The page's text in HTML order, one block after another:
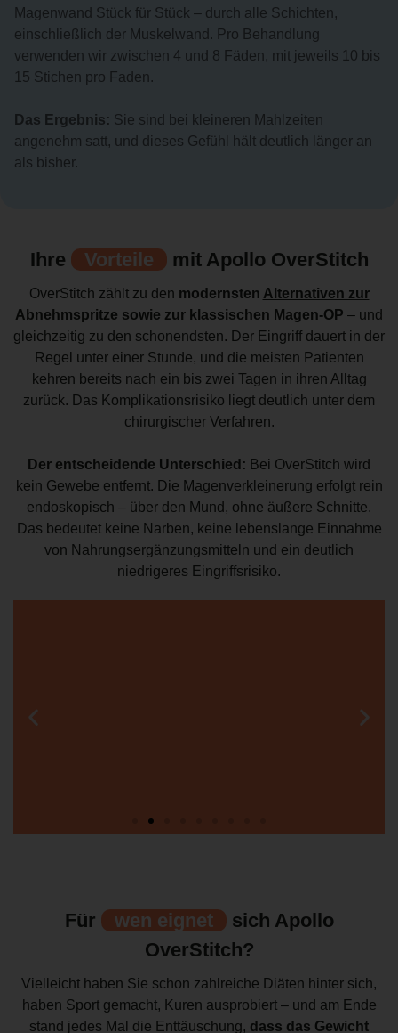
Magenwand Stück für Stück – durch alle Schichten,
einschließlich der Muskelwand. Pro Behandlung
verwenden wir zwischen 4 und 8 Fäden, mit jeweils 10 bis
15 Stichen pro Faden.
Das Ergebnis: Sie sind bei kleineren Mahlzeiten
angenehm satt, und dieses Gefühl hält deutlich länger an
als bisher.
Ihre Vorteile mit Apollo OverStitch
OverStitch zählt zu den modernsten Alternativen zur
Abnehmspritze sowie zur klassischen Magen-OP – und
gleichzeitig zu den schonendsten. Der Eingriff dauert in der
Regel unter einer Stunde, und die meisten Patienten
kehren bereits nach ein bis zwei Tagen in ihren Alltag
zurück. Das Komplikationsrisiko liegt deutlich unter dem
chirurgischer Verfahren.
Der entscheidende Unterschied: Bei OverStitch wird
kein Gewebe entfernt. Die Magenverkleinerung erfolgt rein
endoskopisch – über den Mund, ohne äußere Schnitte.
Das bedeutet keine Narben, keine lebenslange Einnahme
von Nahrungsergänzungsmitteln und ein deutlich
niedrigeres Eingriffsrisiko.
Eingriff
Für wen eignet sich Apollo
OverStitch?
Vielleicht haben Sie schon zahlreiche Diäten hinter sich,
haben Sport gemacht, Kuren ausprobiert – und am Ende
stand jedes Mal die Enttäuschung, dass das Gewicht